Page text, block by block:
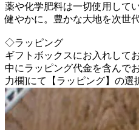
薬や化学肥料は一切使用して
健やかに。豊かな大地を次世代
◇ラッピング
ギフトボックスにお入れして
中にラッピング代金を含んで
力欄]にて【ラッピング】の選